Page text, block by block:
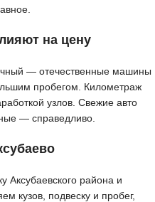
на цену
— отечественные машины
пробегом. Километраж
узлов. Свежие авто
— справедливо.
района и
кузов, подвеску и пробег,